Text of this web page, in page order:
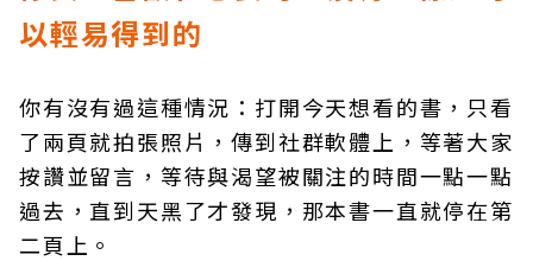
以輕易得到的
你有沒有過這種情況：打開今天想看的書，只看
了兩頁就拍張照片，傳到社群軟體上，等著大家
按讚並留言，等待與渴望被關注的時間一點一點
過去，直到天黑了才發現，那本書一直就停在第
二頁上。